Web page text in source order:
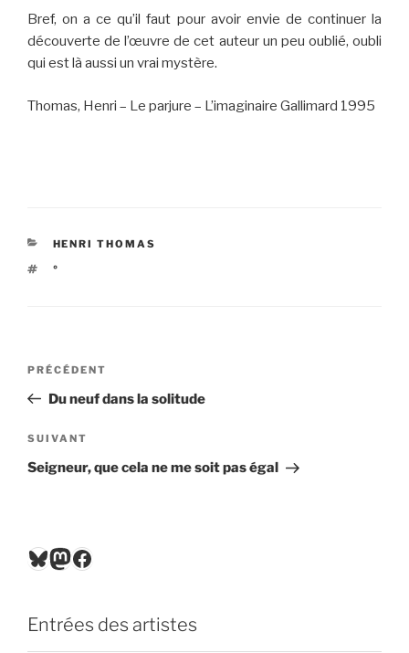
Bref, on a ce qu’il faut pour avoir envie de continuer la
découverte de l’œuvre de cet auteur un peu oublié, oubli
qui est là aussi un vrai mystère.
Thomas, Henri – Le parjure – L’imaginaire Gallimard 1995
CATÉGORIES
HENRI THOMAS
ÉTIQUETTES
°
Navigation
l’article
Article
précédent
PRÉCÉDENT
Du neuf dans la solitude
Article
suivant
SUIVANT
Seigneur, que cela ne me soit pas égal
Bluesky
Mastodon
Facebook
Entrées des artistes